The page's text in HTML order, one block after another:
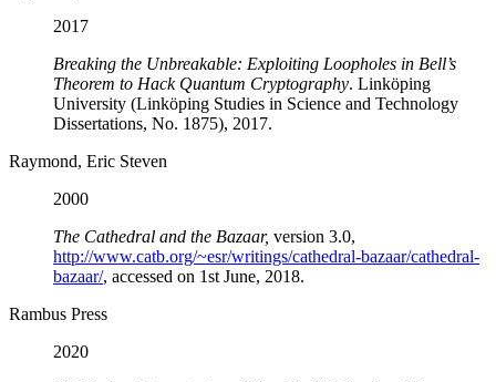
2017
Breaking the Unbreakable: Exploiting Loopholes in Bell’s
Theorem to Hack Quantum Cryptography. Linköping
University (Linköping Studies in Science and Technology
Dissertations, No. 1875), 2017.
Raymond, Eric Steven
2000
The Cathedral and the Bazaar, version 3.0,
http://www.catb.org/~esr/writings/cathedral-bazaar/cathedral-
bazaar/, accessed on 1st June, 2018.
Rambus Press
2020